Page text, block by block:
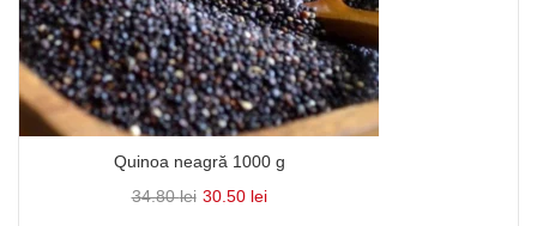
Quinoa neagră 1000 g
34.80lei 30.50 lei